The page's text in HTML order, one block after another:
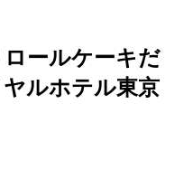
ールケーキだ
ルホテル東京